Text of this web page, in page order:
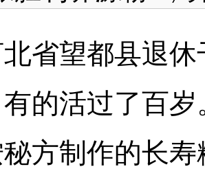
省望都县退休
的活过了百
方制作的长